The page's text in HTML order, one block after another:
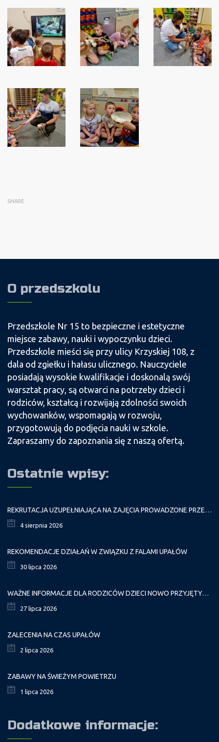
SHARE
O przedszkolu
Przedszkole Nr 15 to bezpieczne i estetyczne
miejsce zabawy, nauki i wypoczynku dzieci.
Przedszkole mieści się przy ulicy Krzyskiej 108, z
dala od zgiełku i hałasu ulicznego. Nauczyciele
posiadają wysokie kwalifikacje i doskonalą swój
warsztat pracy, są otwarci na potrzeby dzieci i
rodziców, kształcą i rozwijają zdolności swoich
wychowanków, wspomagają w rozwoju,
przygotowują do podjęcia nauki w szkole.
Zapraszamy do zapoznania się z naszą ofertą.
Ostatnie wpisy:
REKRUTACJA UZUPEŁNIAJĄCA NA ZAJĘCIA PROWADZONE PRZEZ PAŁAC MŁODZIEŻY W ROKU SZKOLNYM 2026/2027
4 sierpnia 2026
REKOMENDACJE DZIAŁAŃ W ZWIĄZKU Z FALAMI UPAŁÓW
30 lipca 2026
WAŻNE INFORMACJE DLA RODZICÓW DZIECI NOWO PRZYJĘTYCH GR. I
27 lipca 2026
ZALECENIA NA CZAS UPAŁÓW
2 lipca 2026
ZABAWY NA ŚWIEŻYM POWIETRZU
1 lipca 2026
Dodatkowe informacje: